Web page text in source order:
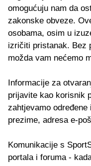
omogućuju nam da
zakonske obveze.
osobama, osim u
izričiti pristanak. Bez
možda vam nećemo
Informacije za
prijavite kao korisnik
zahtjevamo
prezime, adresa e-
Komunikacije s
portala i foruma -